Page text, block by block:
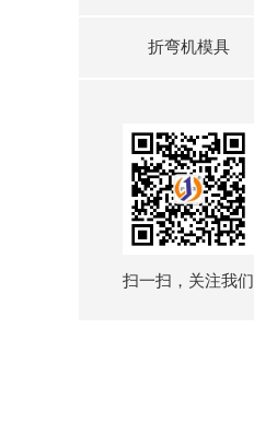
折弯机模具
扫一扫，关注我们